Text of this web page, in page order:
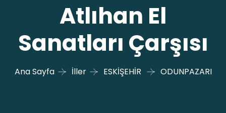
Atlıhan El
Sanatları Çarşısı
Ana Sayfa İller ESKİŞEHİR ODUNPAZARI